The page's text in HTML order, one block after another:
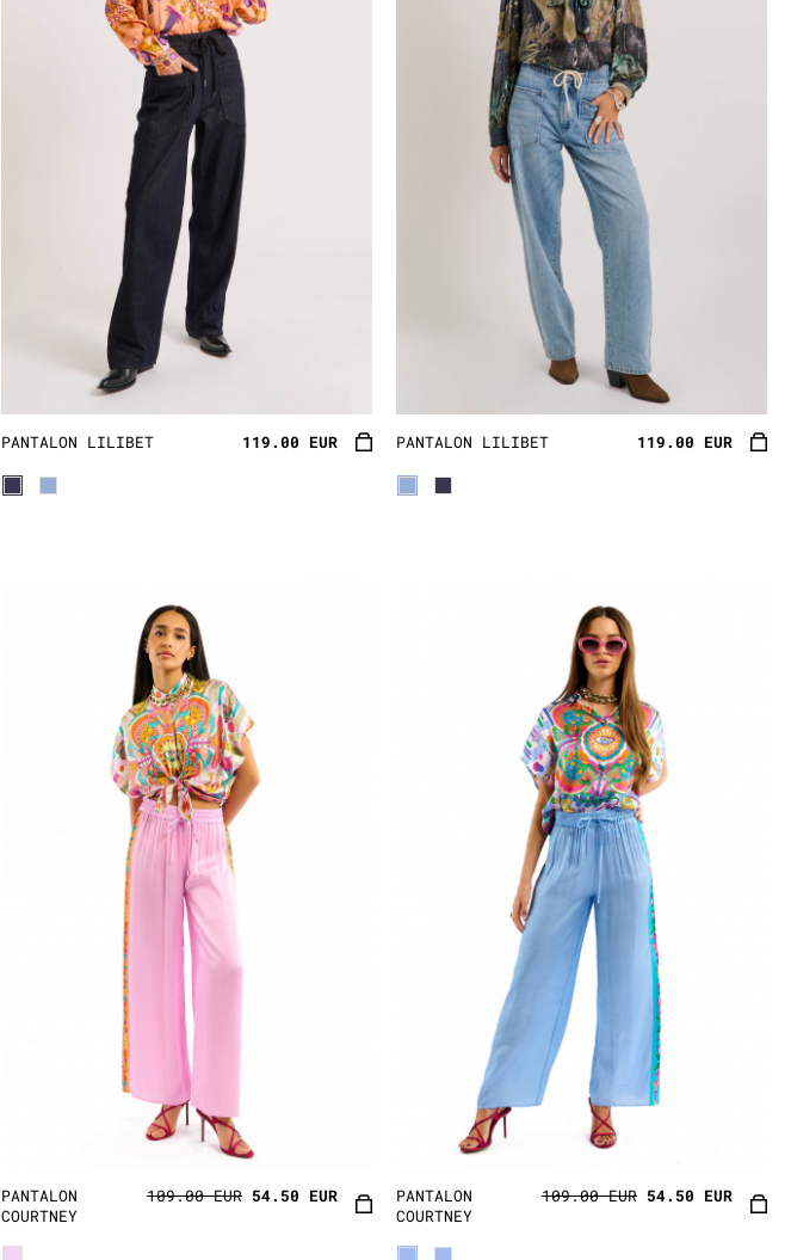
PANTALON LILIBET 119.00 EUR PANTALON LILIBET 119.00 EUR
PANTALON
COURTNEY
109.00 EUR 54.50 EUR
PANTALON
COURTNEY
109.00 EUR 54.50 EUR